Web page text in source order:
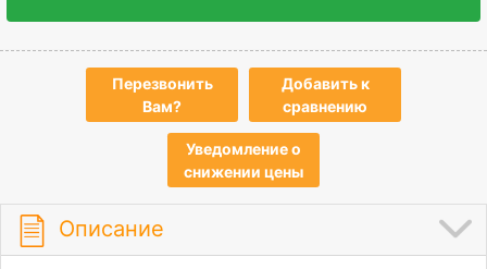
Перезвонить
Вам?
Добавить к
сравнению
Уведомление о
снижении цены
Описание